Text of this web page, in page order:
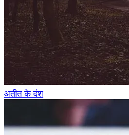
अतीत के दंश